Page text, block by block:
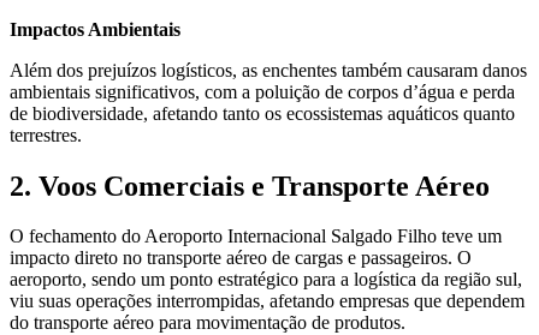
Impactos Ambientais
Além dos prejuízos logísticos, as enchentes também causaram danos
ambientais significativos, com a poluição de corpos d’água e perda
de biodiversidade, afetando tanto os ecossistemas aquáticos quanto
terrestres.
2. Voos Comerciais e Transporte Aéreo
O fechamento do Aeroporto Internacional Salgado Filho teve um
impacto direto no transporte aéreo de cargas e passageiros. O
aeroporto, sendo um ponto estratégico para a logística da região sul,
viu suas operações interrompidas, afetando empresas que dependem
do transporte aéreo para movimentação de produtos.